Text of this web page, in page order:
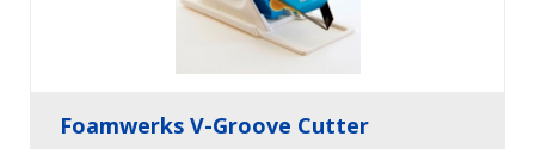
Foamwerks V-Groove Cutter